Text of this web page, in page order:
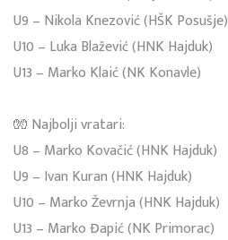
U9 – Nikola Knezović (HŠK Posušje)
U10 – Luka Blažević (HNK Hajduk)
U13 – Marko Klaić (NK Konavle)
🧤 Najbolji vratari:
U8 – Marko Kovačić (HNK Hajduk)
U9 – Ivan Kuran (HNK Hajduk)
U10 – Marko Ževrnja (HNK Hajduk)
U13 – Marko Đapić (NK Primorac)